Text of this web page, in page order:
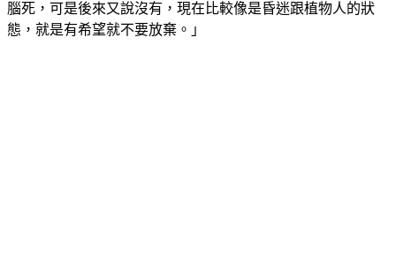
致窒息，送醫搶救15分鐘才救回來。女嬰媽媽：「一度有判過
腦死，可是後來又說沒有，現在比較像是昏迷跟植物人的狀